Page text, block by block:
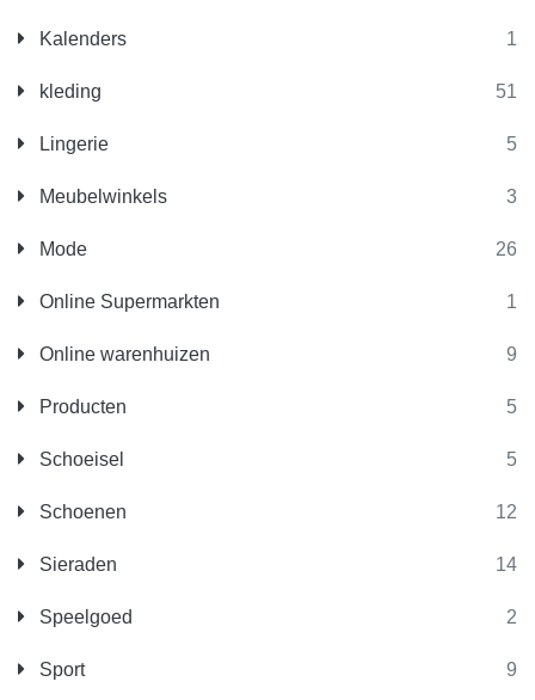
Kalenders 1
kleding 51
Lingerie 5
Meubelwinkels 3
Mode 26
Online Supermarkten 1
Online warenhuizen 9
Producten 5
Schoeisel 5
Schoenen 12
Sieraden 14
Speelgoed 2
Sport 9